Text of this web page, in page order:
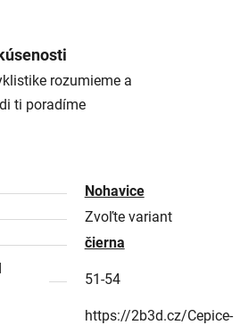
rozumieme a
ti poradíme
Nohavice
Zvoľte variant
čierna
51-54
https://2b3d.cz/Cepice-